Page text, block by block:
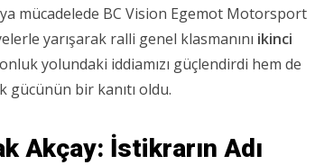
mücadelede BC Vision Egemot Motorsport
yarışarak ralli genel klasmanını ikinci
yolundaki iddiamızı güçlendirdi hem de
gücünün bir kanıtı oldu.
Akçay: İstikrarın Adı